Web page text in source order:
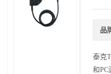
品
泰克
和PC